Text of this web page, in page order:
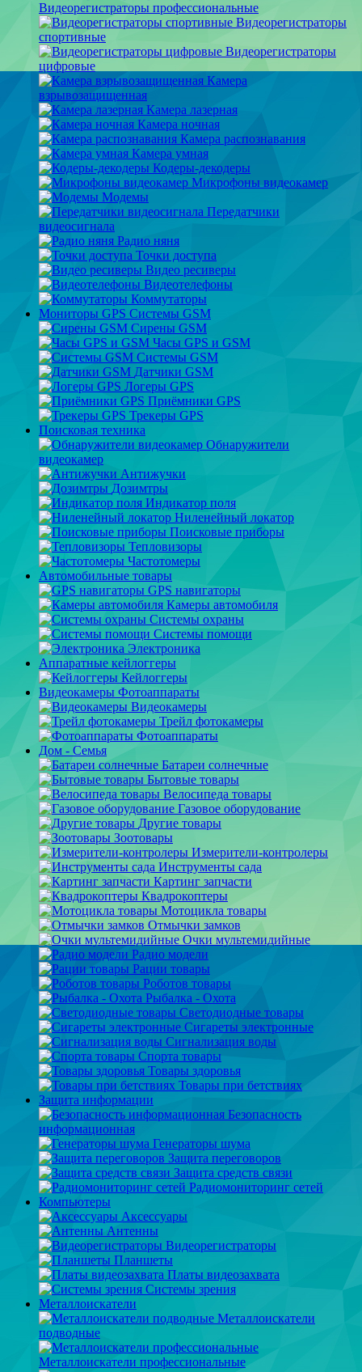
Видеорегистраторы профессиональные
Видеорегистраторы
спортивные
Видеорегистраторы
цифровые
Камера
взрывозащищенная
Камера лазерная
Камера ночная
Камера распознавания
Камера умная
Кодеры-декодеры
Микрофоны видеокамер
Модемы
Передатчики
видеосигнала
Радио няня
Точки доступа
Видео ресиверы
Видеотелефоны
Коммутаторы
Мониторы GPS Системы GSM
Сирены GSM
Часы GPS и GSM
Системы GSM
Датчики GSM
Логеры GPS
Приёмники GPS
Трекеры GPS
Поисковая техника
Обнаружители
видеокамер
Антижучки
Дозимтры
Индикатор поля
Ниленейный локатор
Поисковые приборы
Тепловизоры
Частотомеры
Автомобильные товары
GPS навигаторы
Камеры автомобиля
Системы охраны
Системы помощи
Электроника
Аппаратные кейлоггеры
Кейлоггеры
Видеокамеры Фотоаппараты
Видеокамеры
Трейл фотокамеры
Фотоаппараты
Дом - Семья
Батареи солнечные
Бытовые товары
Велосипеда товары
Газовое оборудование
Другие товары
Зоотовары
Измерители-контролеры
Инструменты сада
Картинг запчасти
Квадрокоптеры
Мотоцикла товары
Отмычки замков
Очки мультемидийные
Радио модели
Рации товары
Роботов товары
Рыбалка - Охота
Светодиодные товары
Сигареты электронные
Сигнализация воды
Спорта товары
Товары здоровья
Товары при бетствиях
Защита информации
Безопасность
информационная
Генераторы шума
Защита переговоров
Защита средств связи
Радиомониторинг сетей
Компьютеры
Аксессуары
Антенны
Видеорегистраторы
Планшеты
Платы видеозахвата
Системы зрения
Металлоискатели
Металлоискатели
подводные
Металлоискатели профессиональные